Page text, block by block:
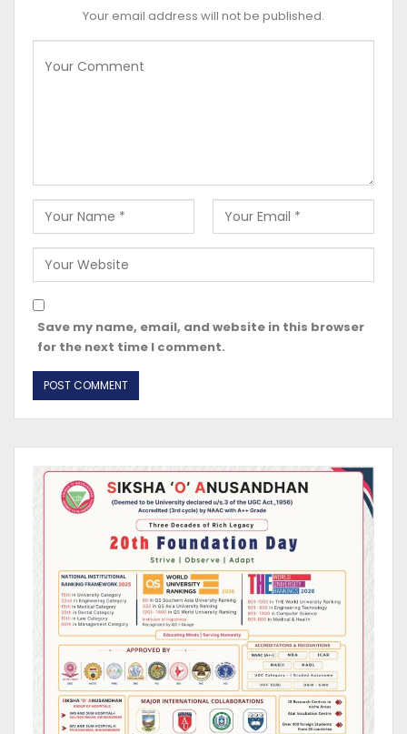
Your email address will not be published.
Save my name, email, and website in this browser
for the next time I comment.